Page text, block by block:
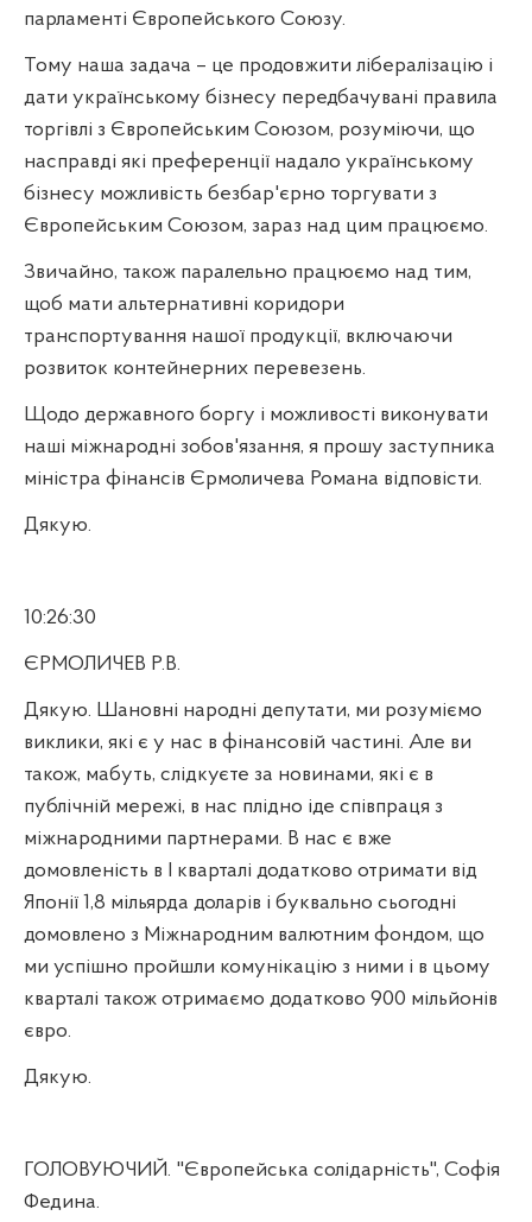
парламенті Європейського Союзу.
Тому наша задача – це продовжити лібералізацію і
дати українському бізнесу передбачувані правила
торгівлі з Європейським Союзом, розуміючи, що
насправді які преференції надало українському
бізнесу можливість безбар'єрно торгувати з
Європейським Союзом, зараз над цим працюємо.
Звичайно, також паралельно працюємо над тим,
щоб мати альтернативні коридори
транспортування нашої продукції, включаючи
розвиток контейнерних перевезень.
Щодо державного боргу і можливості виконувати
наші міжнародні зобов'язання, я прошу заступника
міністра фінансів Єрмоличева Романа відповісти.
Дякую.
10:26:30
ЄРМОЛИЧЕВ Р.В.
Дякую. Шановні народні депутати, ми розуміємо
виклики, які є у нас в фінансовій частині. Але ви
також, мабуть, слідкуєте за новинами, які є в
публічній мережі, в нас плідно іде співпраця з
міжнародними партнерами. В нас є вже
домовленість в І кварталі додатково отримати від
Японії 1,8 мільярда доларів і буквально сьогодні
домовлено з Міжнародним валютним фондом, що
ми успішно пройшли комунікацію з ними і в цьому
кварталі також отримаємо додатково 900 мільйонів
євро.
Дякую.
ГОЛОВУЮЧИЙ. "Європейська солідарність", Софія
Федина.